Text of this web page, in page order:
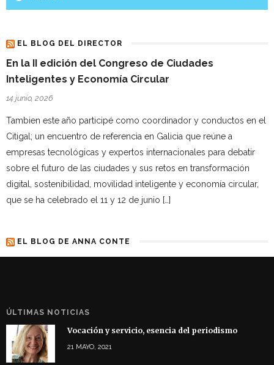
EL BLOG DEL DIRECTOR
En la II edición del Congreso de Ciudades
Inteligentes y Economía Circular
14 junio, 2026
Tambien este año participé como coordinador y conductos en el
Citigal; un encuentro de referencia en Galicia que reúne a
empresas tecnológicas y expertos internacionales para debatir
sobre el futuro de las ciudades y sus retos en transformación
digital, sostenibilidad, movilidad inteligente y economía circular,
que se ha celebrado el 11 y 12 de junio […]
EL BLOG DE ANNA CONTE
ÚLTIMAS NOTICIAS
Vocación y servicio, esencia del periodismo
21 MAYO, 2021